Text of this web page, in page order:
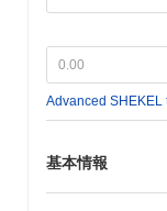
Advanced
基本情報
のアップグレー
遅延を減少させ
予定で、クロス
リーチを広げる
コミットメント